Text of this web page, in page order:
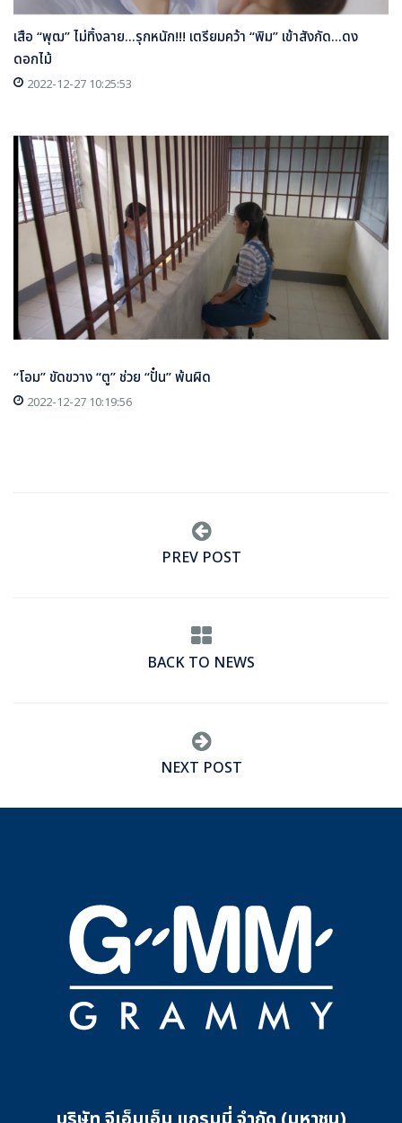
เสือ “พุฒ” ไม่ทิ้งลาย...รุกหนัก!!! เตรียมคว้า “พิม” เข้าสังกัด...ดง
ดอกไม้
2022-12-27 10:25:53
“โอม” ขัดขวาง “ตู” ช่วย “ปั๋น” พ้นผิด
2022-12-27 10:19:56
PREV POST
BACK TO NEWS
NEXT POST